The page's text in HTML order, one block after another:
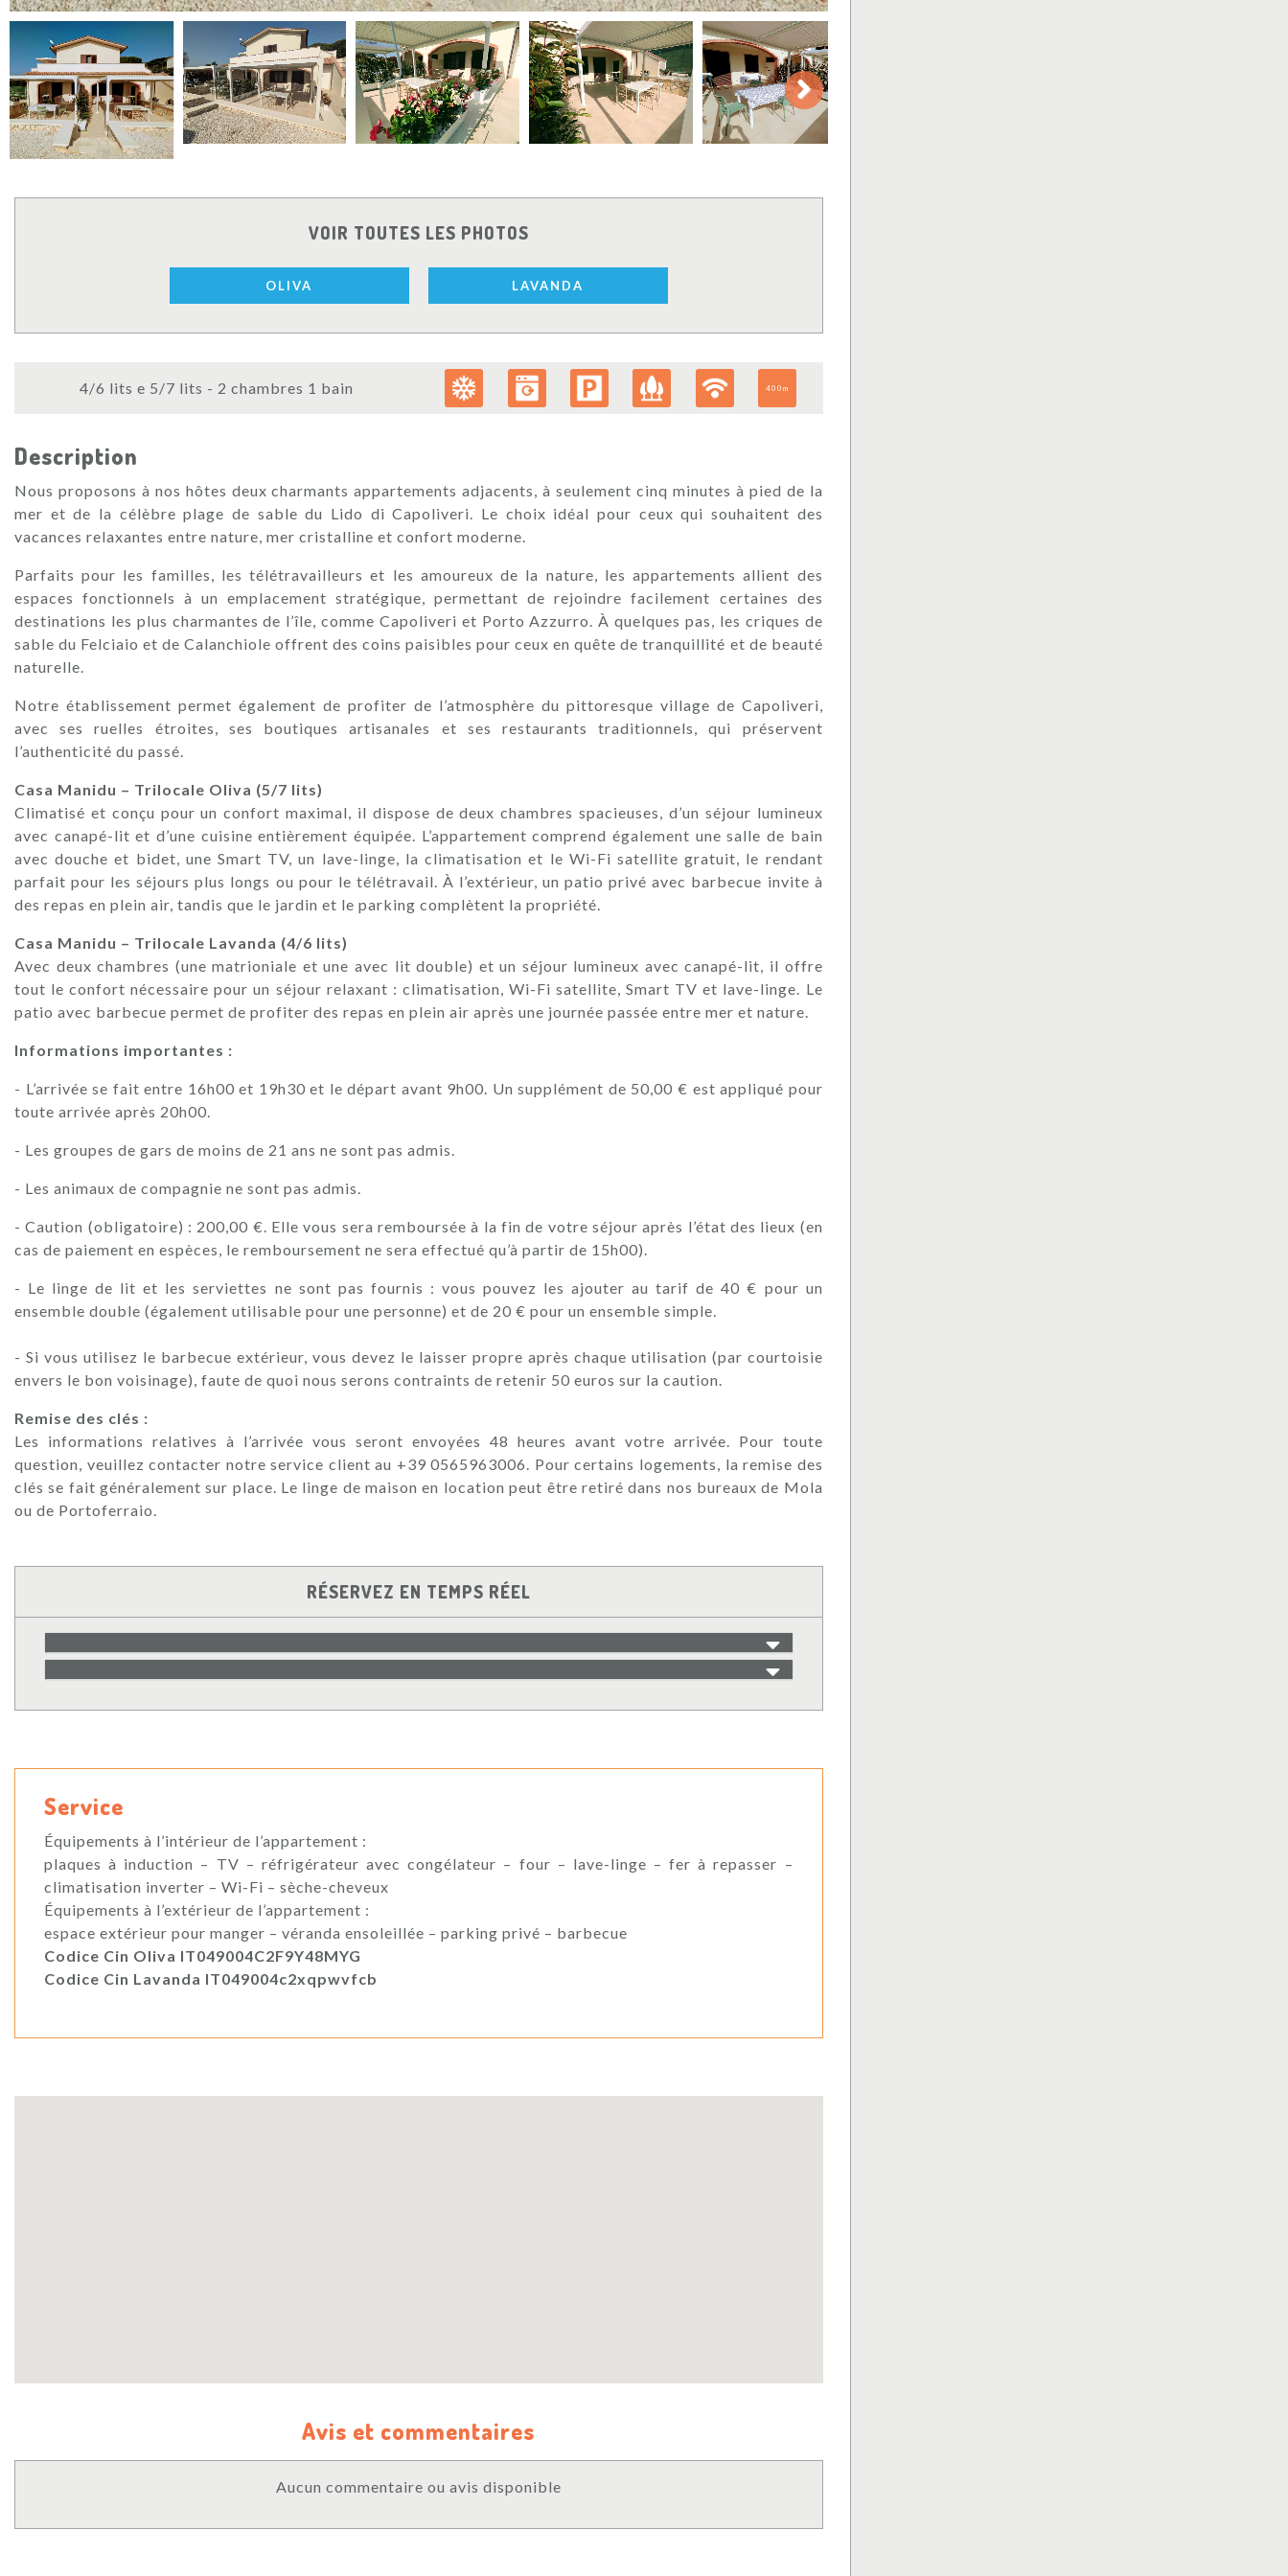
Next
VOIR TOUTES LES PHOTOS
OLIVA LAVANDA
4/6 lits e 5/7 lits - 2 chambres 1 bain 400m
Description
Nous proposons à nos hôtes deux charmants appartements adjacents, à seulement cinq minutes à pied de la
mer et de la célèbre plage de sable du Lido di Capoliveri. Le choix idéal pour ceux qui souhaitent des
vacances relaxantes entre nature, mer cristalline et confort moderne.
Parfaits pour les familles, les télétravailleurs et les amoureux de la nature, les appartements allient des
espaces fonctionnels à un emplacement stratégique, permettant de rejoindre facilement certaines des
destinations les plus charmantes de l’île, comme Capoliveri et Porto Azzurro. À quelques pas, les criques de
sable du Felciaio et de Calanchiole offrent des coins paisibles pour ceux en quête de tranquillité et de beauté
naturelle.
Notre établissement permet également de profiter de l’atmosphère du pittoresque village de Capoliveri,
avec ses ruelles étroites, ses boutiques artisanales et ses restaurants traditionnels, qui préservent
l’authenticité du passé.
Casa Manidu – Trilocale Oliva (5/7 lits)
Climatisé et conçu pour un confort maximal, il dispose de deux chambres spacieuses, d’un séjour lumineux
avec canapé-lit et d’une cuisine entièrement équipée. L’appartement comprend également une salle de bain
avec douche et bidet, une Smart TV, un lave-linge, la climatisation et le Wi-Fi satellite gratuit, le rendant
parfait pour les séjours plus longs ou pour le télétravail. À l’extérieur, un patio privé avec barbecue invite à
des repas en plein air, tandis que le jardin et le parking complètent la propriété.
Casa Manidu – Trilocale Lavanda (4/6 lits)
Avec deux chambres (une matrioniale et une avec lit double) et un séjour lumineux avec canapé-lit, il offre
tout le confort nécessaire pour un séjour relaxant : climatisation, Wi-Fi satellite, Smart TV et lave-linge. Le
patio avec barbecue permet de profiter des repas en plein air après une journée passée entre mer et nature.
Informations importantes :
- L’arrivée se fait entre 16h00 et 19h30 et le départ avant 9h00. Un supplément de 50,00 € est appliqué pour
toute arrivée après 20h00.
- Les groupes de gars de moins de 21 ans ne sont pas admis.
- Les animaux de compagnie ne sont pas admis.
- Caution (obligatoire) : 200,00 €. Elle vous sera remboursée à la fin de votre séjour après l’état des lieux (en
cas de paiement en espèces, le remboursement ne sera effectué qu’à partir de 15h00).
- Le linge de lit et les serviettes ne sont pas fournis : vous pouvez les ajouter au tarif de 40 € pour un
ensemble double (également utilisable pour une personne) et de 20 € pour un ensemble simple.
- Si vous utilisez le barbecue extérieur, vous devez le laisser propre après chaque utilisation (par courtoisie
envers le bon voisinage), faute de quoi nous serons contraints de retenir 50 euros sur la caution.
Remise des clés :
Les informations relatives à l’arrivée vous seront envoyées 48 heures avant votre arrivée. Pour toute
question, veuillez contacter notre service client au +39 0565963006. Pour certains logements, la remise des
clés se fait généralement sur place. Le linge de maison en location peut être retiré dans nos bureaux de Mola
ou de Portoferraio.
RÉSERVEZ EN TEMPS RÉEL
Service
Équipements à l’intérieur de l’appartement :
plaques à induction – TV – réfrigérateur avec congélateur – four – lave-linge – fer à repasser –
climatisation inverter – Wi-Fi – sèche-cheveux
Équipements à l’extérieur de l’appartement :
espace extérieur pour manger – véranda ensoleillée – parking privé – barbecue
Codice Cin Oliva IT049004C2F9Y48MYG
Codice Cin Lavanda IT049004c2xqpwvfcb
Avis et commentaires
Aucun commentaire ou avis disponible